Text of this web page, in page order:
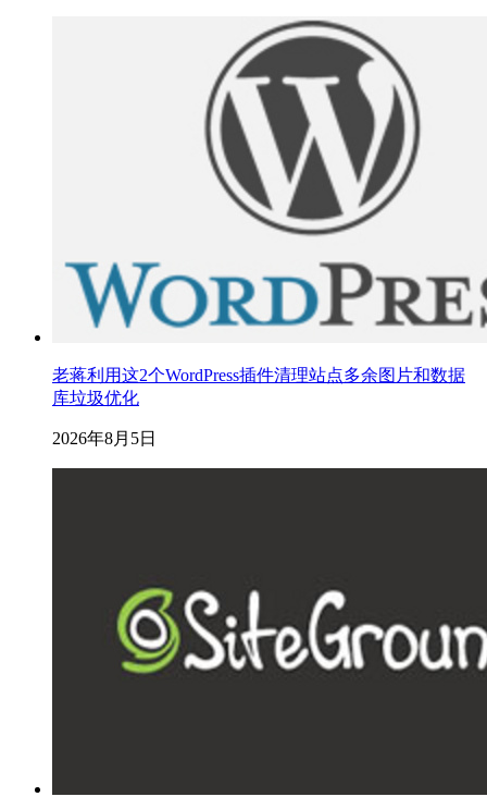
老蒋利用这2个WordPress插件清理站点多余图片和数据
库垃圾优化
2026年8月5日